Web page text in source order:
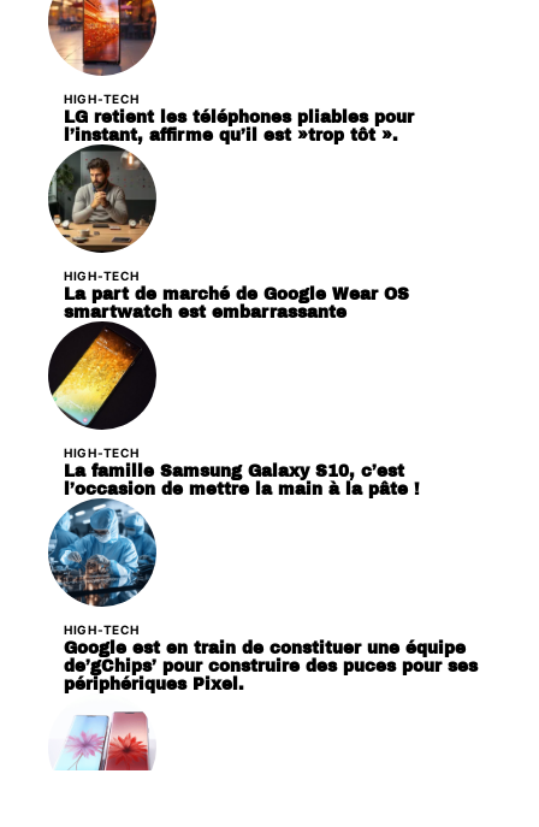
HIGH-TECH
LG retient les téléphones pliables pour
l’instant, affirme qu’il est »trop tôt ».
HIGH-TECH
La part de marché de Google Wear OS
smartwatch est embarrassante
HIGH-TECH
La famille Samsung Galaxy S10, c’est
l’occasion de mettre la main à la pâte !
HIGH-TECH
Google est en train de constituer une équipe
de’gChips’ pour construire des puces pour ses
périphériques Pixel.